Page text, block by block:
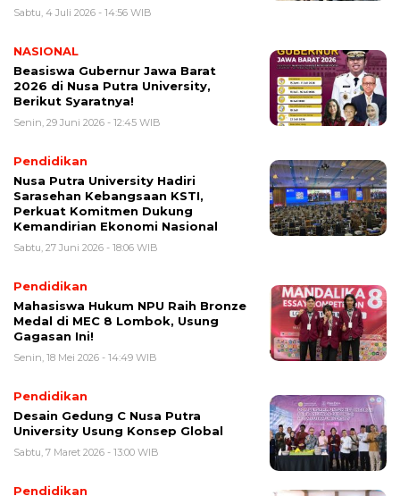
Sabtu, 4 Juli 2026 - 14:56 WIB
NASIONAL
Beasiswa Gubernur Jawa Barat
2026 di Nusa Putra University,
Berikut Syaratnya!
Senin, 29 Juni 2026 - 12:45 WIB
Pendidikan
Nusa Putra University Hadiri
Sarasehan Kebangsaan KSTI,
Perkuat Komitmen Dukung
Kemandirian Ekonomi Nasional
Sabtu, 27 Juni 2026 - 18:06 WIB
Pendidikan
Mahasiswa Hukum NPU Raih Bronze
Medal di MEC 8 Lombok, Usung
Gagasan Ini!
Senin, 18 Mei 2026 - 14:49 WIB
Pendidikan
Desain Gedung C Nusa Putra
University Usung Konsep Global
Sabtu, 7 Maret 2026 - 13:00 WIB
Pendidikan